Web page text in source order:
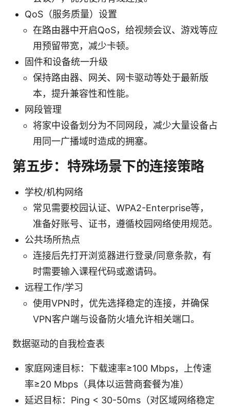
QoS（服务质量）设置
在路由器中开启QoS，给视频会议、游戏等应
用预留带宽，减少卡顿。
固件和设备统一升级
保持路由器、网关、网卡驱动等处于最新版
本，提升兼容性和性能。
网段管理
将家中设备划分为不同网段，减少大量设备占
用同一广播域时造成的拥塞。
第五步：特殊场景下的连接策略
学校/机构网络
常见需要校园认证、WPA2-Enterprise等，
准备好账号、证书，遵循校园网络使用规范。
公共场所热点
连接后先打开浏览器进行登录/同意条款，有
时需要输入课程代码或邀请码。
远程工作/学习
使用VPN时，优先选择稳定的连接，并确保
VPN客户端与设备防火墙允许相关端口。
数据驱动的自我检查表
家庭网速目标：下载速率≥100 Mbps，上传速
率≥20 Mbps（具体以运营商套餐为准）
延迟目标：Ping < 30-50ms（对区域网络稳定